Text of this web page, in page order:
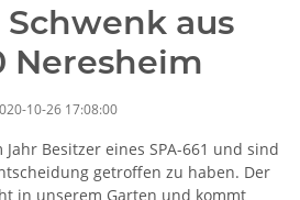
aus
Neresheim
10-26 17:08:00
Besitzer eines SPA-661 und sind
getroffen zu haben. Der
in unserem Garten und kommt